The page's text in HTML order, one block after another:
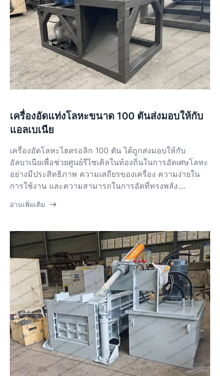
เครื่องอัดแท่งโลหะขนาด 100 ตันส่งมอบให้กับ
แอลเบเนีย
เครื่องอัดโลหะไฮดรอลิก 100 ตัน ได้ถูกส่งมอบให้กับ
อัลบาเนียเพื่อช่วยศูนย์รีไซเคิลในท้องถิ่นในการอัดเศษโลหะ
อย่างมีประสิทธิภาพ ความเสถียรของเครื่อง ความง่ายใน
การใช้งาน และความสามารถในการอัดที่ทรงพลัง....
อ่านเพิ่มเติม